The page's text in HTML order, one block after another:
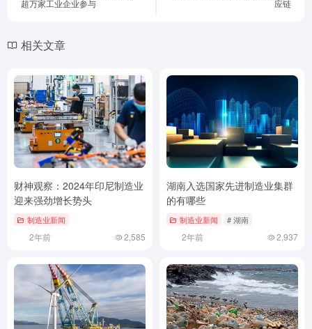
超万家工业企业参与
应链
相关文章
财神观察：2024年印尼制造业
迎来强劲增长势头
制造业新闻
2年前 2,585
湖南入选国家先进制造业集群
的有哪些
制造业新闻 # 湖南
2年前 2,937